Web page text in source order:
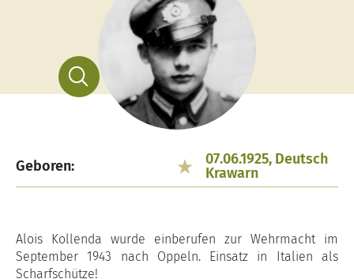
Geboren:
07.06.1925, Deutsch
Krawarn
Alois Kollenda wurde einberufen zur Wehrmacht im
September 1943 nach Oppeln. Einsatz in Italien als
Scharfschütze!